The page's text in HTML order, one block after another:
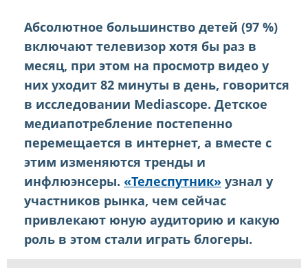
Абсолютное большинство детей (97 %)
включают телевизор хотя бы раз в
месяц, при этом на просмотр видео у
них уходит 82 минуты в день, говорится
в исследовании Mediascope. Детское
медиапотребление постепенно
перемещается в интернет, а вместе с
этим изменяются тренды и
инфлюэнсеры. «Телеспутник» узнал у
участников рынка, чем сейчас
привлекают юную аудиторию и какую
роль в этом стали играть блогеры.